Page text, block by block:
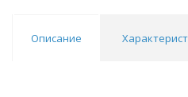
Описание